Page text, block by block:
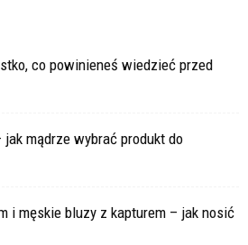
co powinieneś wiedzieć przed
jak mądrze wybrać produkt do
i męskie bluzy z kapturem – jak nosić